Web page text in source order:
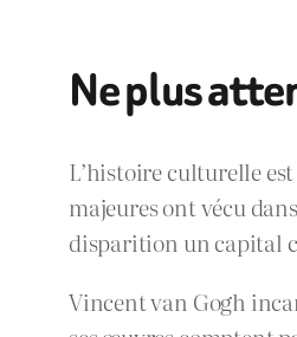
Ne plus
L’histoire culturelle
majeures ont vécu
disparition un capital
Vincent van Gogh